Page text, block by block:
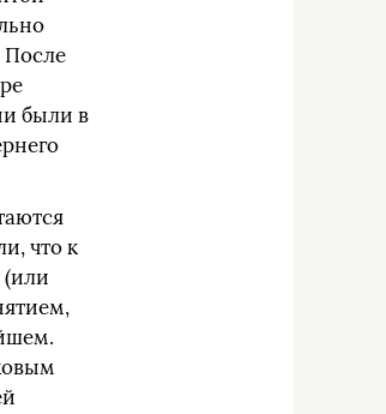
После
были в
что к
(или